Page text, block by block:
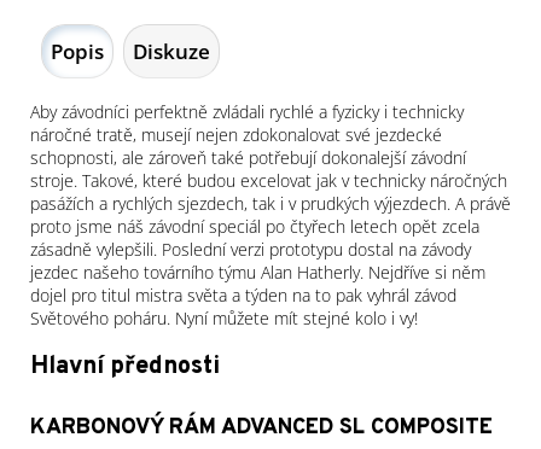
Popis Diskuze
Aby závodníci perfektně zvládali rychlé a fyzicky i technicky
náročné tratě, musejí nejen zdokonalovat své jezdecké
schopnosti, ale zároveň také potřebují dokonalejší závodní
stroje. Takové, které budou excelovat jak v technicky náročných
pasážích a rychlých sjezdech, tak i v prudkých výjezdech. A právě
proto jsme náš závodní speciál po čtyřech letech opět zcela
zásadně vylepšili. Poslední verzi prototypu dostal na závody
jezdec našeho továrního týmu Alan Hatherly. Nejdříve si něm
dojel pro titul mistra světa a týden na to pak vyhrál závod
Světového poháru. Nyní můžete mít stejné kolo i vy!
Hlavní přednosti
KARBONOVÝ RÁM ADVANCED SL COMPOSITE